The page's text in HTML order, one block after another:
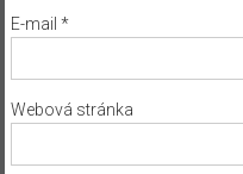
E-mail *
Webová stránka